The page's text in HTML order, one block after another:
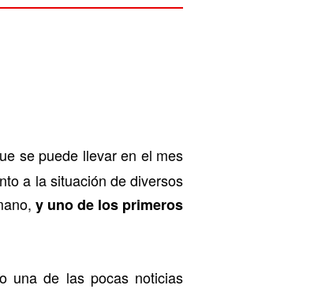
se puede llevar en el mes
a la situación de diversos
y uno de los primeros
una de las pocas noticias